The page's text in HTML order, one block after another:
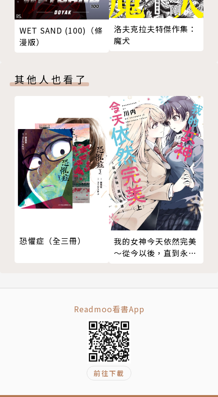
WET SAND (100)（條
漫版）
洛夫克拉夫特傑作集：
魔犬
其他人也看了
恐懼症（全三冊）
我的女神今天依然完美
～從今以後，直到永遠
Readmoo看書App
前往下載